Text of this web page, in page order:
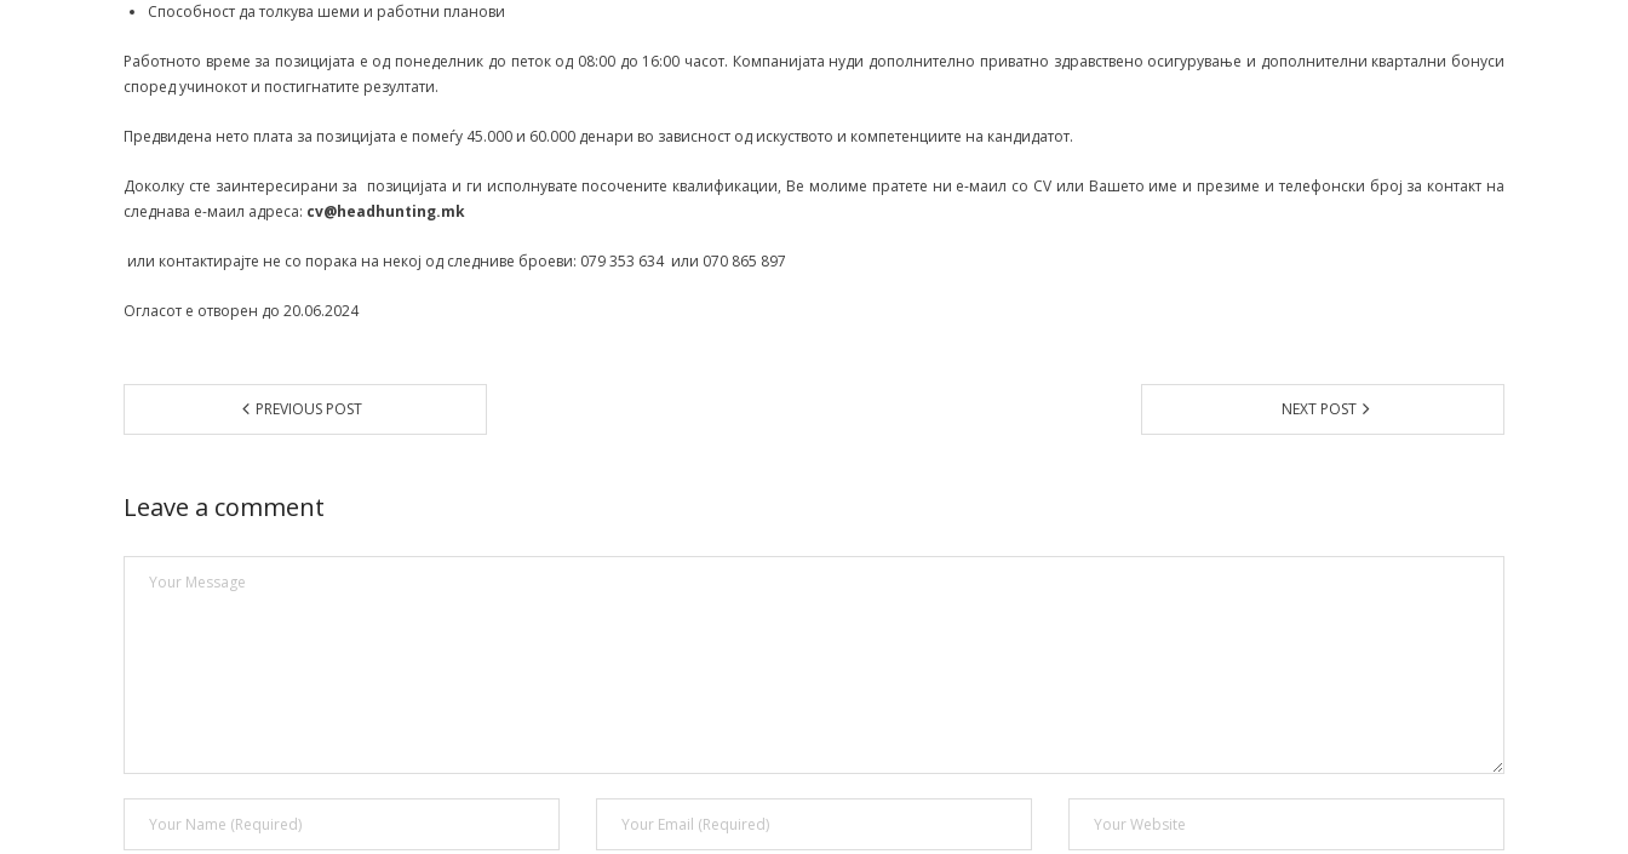
Способност да толкува шеми и работни планови
Работното време за позицијата е од понеделник до петок од 08:00 до 16:00 часот. Компанијата нуди дополнително приватно здравствено осигурување и дополнителни квартални бонуси
според учинокот и постигнатите резултати.
Предвидена нето плата за позицијата е помеѓу 45.000 и 60.000 денари во зависност од искуството и компетенциите на кандидатот.
Доколку сте заинтересирани за позицијата и ги исполнувате посочените квалификации, Ве молиме пратете ни е-маил со CV или Вашето име и презиме и телефонски број за контакт на
следнава е-маил адреса: cv@headhunting.mk
или контактирајте не со порака на некој од следниве броеви: 079 353 634 или 070 865 897
Огласот е отворен до 20.06.2024
PREVIOUS POST NEXT POST
Leave a comment